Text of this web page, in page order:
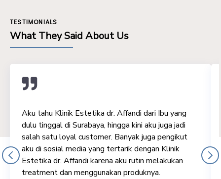
TESTIMONIALS
What They Said About Us
Aku tahu Klinik Estetika dr. Affandi dari Ibu yang
dulu tinggal di Surabaya, hingga kini aku juga jadi
salah satu loyal customer. Banyak juga pengikut
aku di sosial media yang tertarik dengan Klinik
Estetika dr. Affandi karena aku rutin melakukan
treatment dan menggunakan produknya.